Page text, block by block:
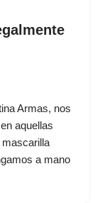
Armas, nos
aquellas
mascarilla
a mano